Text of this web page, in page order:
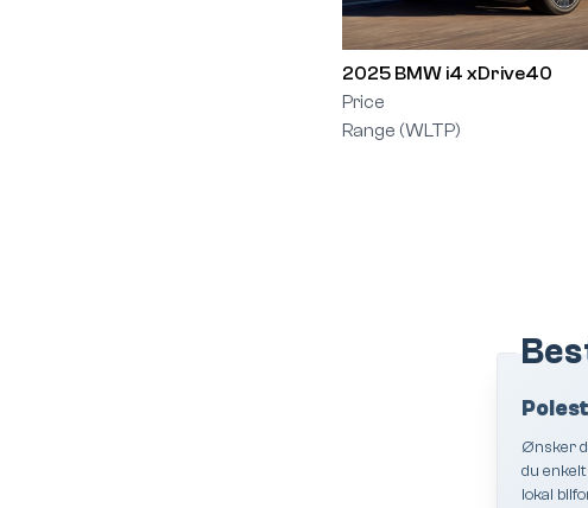
2025 BMW i4 xDrive40
Price
Range (WLTP)
Ønsker
du
lokal